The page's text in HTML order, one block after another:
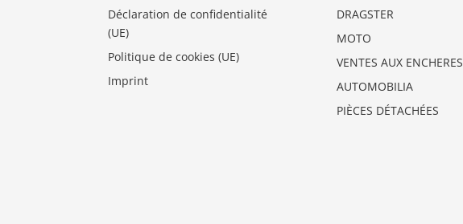
Déclaration de confidentialité
(UE)
Politique de cookies (UE)
Imprint
DRAGSTER
MOTO
VENTES AUX ENCHERES
AUTOMOBILIA
PIÈCES DÉTACHÉES